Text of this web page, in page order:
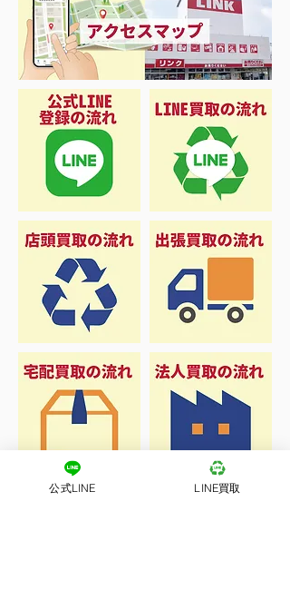
公式LINE LINE買取